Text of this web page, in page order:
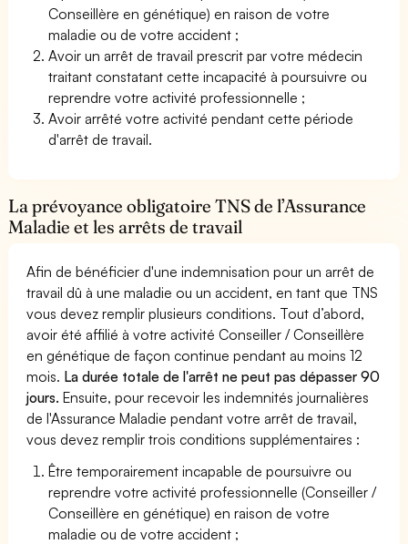
Conseillère en génétique) en raison de votre
maladie ou de votre accident ;
Avoir un arrêt de travail prescrit par votre médecin
traitant constatant cette incapacité à poursuivre ou
reprendre votre activité professionnelle ;
Avoir arrêté votre activité pendant cette période
d'arrêt de travail.
La prévoyance obligatoire TNS de l’Assurance
Maladie et les arrêts de travail
Afin de bénéficier d'une indemnisation pour un arrêt de
travail dû à une maladie ou un accident, en tant que TNS
vous devez remplir plusieurs conditions. Tout d’abord,
avoir été affilié à votre activité Conseiller / Conseillère
en génétique de façon continue pendant au moins 12
mois. La durée totale de l'arrêt ne peut pas dépasser 90
jours. Ensuite, pour recevoir les indemnités journalières
de l'Assurance Maladie pendant votre arrêt de travail,
vous devez remplir trois conditions supplémentaires :
Être temporairement incapable de poursuivre ou
reprendre votre activité professionnelle (Conseiller /
Conseillère en génétique) en raison de votre
maladie ou de votre accident ;